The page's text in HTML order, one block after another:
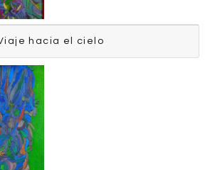
Fernando
hacia el cielo